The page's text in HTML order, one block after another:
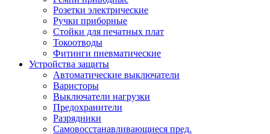
Розетки электрические
Ручки приборные
Стойки для печатных плат
Токоотводы
Фитинги пневматические
Устройства защиты
Автоматические выключатели
Варисторы
Выключатели нагрузки
Предохранители
Разрядники
Самовосстанавливающиеся пред.